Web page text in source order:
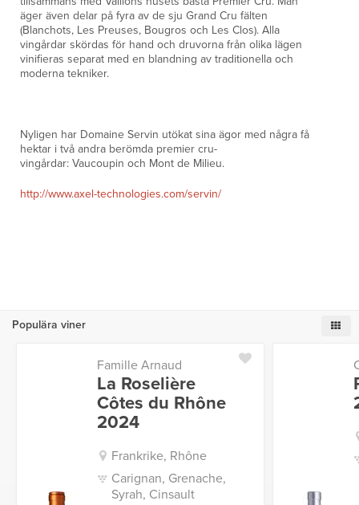
äger även delar på fyra av de sju Grand Cru fälten
(Blanchots, Les Preuses, Bougros och Les Clos). Alla
vingårdar skördas för hand och druvorna från olika lägen
vinifieras separat med en blandning av traditionella och
moderna tekniker.
Nyligen har Domaine Servin utökat sina ägor med några få
hektar i två andra berömda premier cru-
vingårdar: Vaucoupin och Mont de Milieu.
http://www.axel-technologies.com/servin/
Populära viner
Famille Arnaud
La Roselière
Côtes du Rhône
2024
Frankrike, Rhône
Carignan, Grenache,
Syrah, Cinsault